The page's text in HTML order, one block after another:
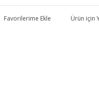
Ürün için